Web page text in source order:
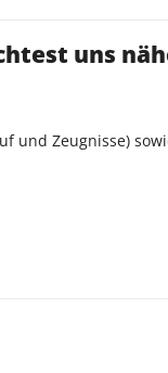
uns
und Zeugnisse)